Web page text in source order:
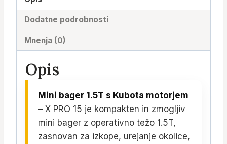
količina
Dodatne podrobnosti
Mnenja (0)
Opis
Mini bager 1.5T s Kubota motorjem
– X PRO 15 je kompakten in zmogljiv
mini bager z operativno težo 1.5T,
zasnovan za izkope, urejanje okolice,